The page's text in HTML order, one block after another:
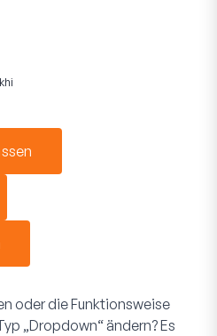
oder die Funktionsweise
„Dropdown“ ändern? Es